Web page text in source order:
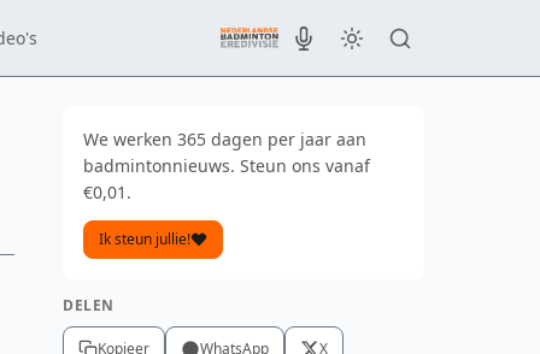
We werken 365 dagen per jaar aan
badmintonnieuws. Steun ons vanaf
€0,01.
Ik steun jullie!
DELEN
Kopieer WhatsApp X